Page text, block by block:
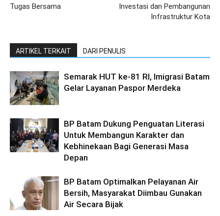
Tugas Bersama
Investasi dan Pembangunan
Infrastruktur Kota
ARTIKEL TERKAIT DARI PENULIS
Semarak HUT ke-81 RI, Imigrasi Batam
Gelar Layanan Paspor Merdeka
BP Batam Dukung Penguatan Literasi
Untuk Membangun Karakter dan
Kebhinekaan Bagi Generasi Masa
Depan
BP Batam Optimalkan Pelayanan Air
Bersih, Masyarakat Diimbau Gunakan
Air Secara Bijak